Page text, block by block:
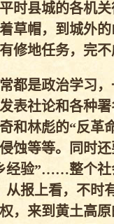
时县城的各机
草帽，到城外
修地任务，完不
都是政治学习
表社论和各种
和林彪的“反革
蚀等等。同时
经验”……整个社
从报上看，不时
，来到黄土高